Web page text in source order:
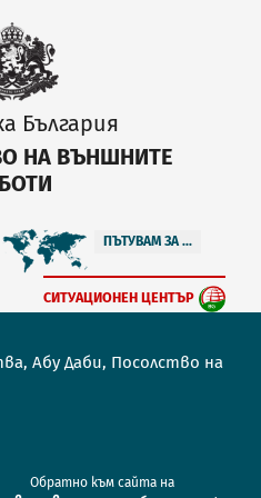
България
НА ВЪНШНИТЕ
ПЪТУВАМ ЗА ...
СИТУАЦИОНЕН ЦЕНТЪР
Абу Даби, Посолство на
Обратно към сайта на